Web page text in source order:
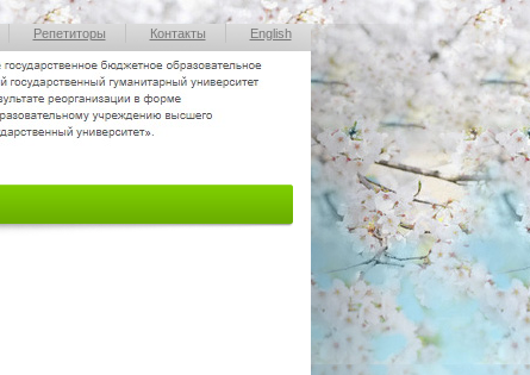
Репетиторы Контакты English